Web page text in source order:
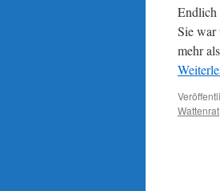
Endlich
Sie war
mehr
Wattenrat